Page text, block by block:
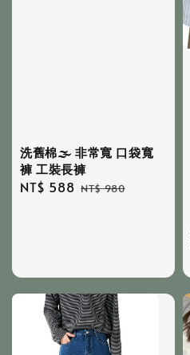
洗舊棉🌫 非常寬 口袋寬
褲 工裝長褲
Sale
NT$ 588 Regular
NT$ 980